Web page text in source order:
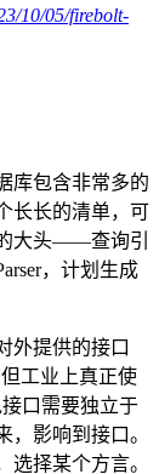
10/05/firebolt-
库包含非常多的
长长的清单，可
大头——查询引
，计划生成
外提供的接口
工业上真正使
口需要独立于
影响到接口。
择某个方言。